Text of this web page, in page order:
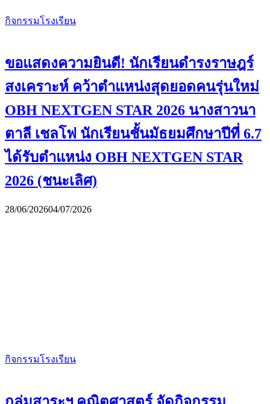
กิจกรรมโรงเรียน
ขอแสดงความยินดี! นักเรียนดำรงราษฎร์
สงเคราะห์ คว้าตำแหน่งสุดยอดคนรุ่นใหม่
OBH NEXTGEN STAR 2026 นางสาวนา
ตาลี เชลโฟ นักเรียนชั้นมัธยมศึกษาปีที่ 6.7
ได้รับตำแหน่ง OBH NEXTGEN STAR
2026 (ชนะเลิศ)
28/06/202604/07/2026
กิจกรรมโรงเรียน